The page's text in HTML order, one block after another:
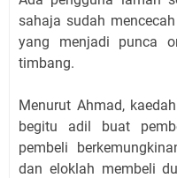
sahaja sudah
yang menjadi punca
timbang.
Menurut Ahmad,
begitu adil buat
pembeli
dan eloklah membeli